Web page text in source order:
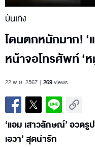
บันเทิง
โดนตกหนักมาก!
หน้าจอโทรศัพท์ ‘ห
22 พ.ย. 2567 269views
‘แอม เสาวลักษณ์’ อวด
เอวา’ สุดน่ารัก